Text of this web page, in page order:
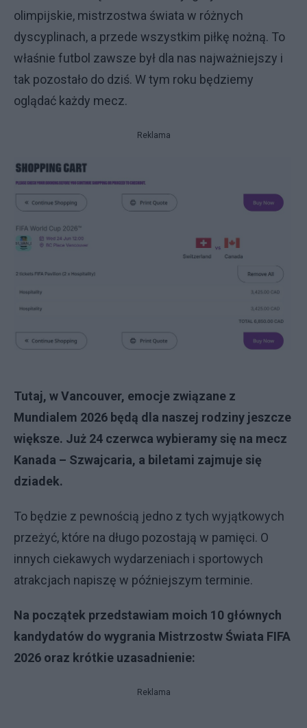
olimpijskie, mistrzostwa świata w różnych
dyscyplinach, a przede wszystkim piłkę nożną. To
właśnie futbol zawsze był dla nas najważniejszy i
tak pozostało do dziś. W tym roku będziemy
oglądać każdy mecz.
Reklama
Tutaj, w Vancouver, emocje związane z
Mundialem 2026 będą dla naszej rodziny jeszcze
większe. Już 24 czerwca wybieramy się na mecz
Kanada – Szwajcaria, a biletami zajmuje się
dziadek.
To będzie z pewnością jedno z tych wyjątkowych
przeżyć, które na długo pozostają w pamięci. O
innych ciekawych wydarzeniach i sportowych
atrakcjach napiszę w późniejszym terminie.
Na początek przedstawiam moich 10 głównych
kandydatów do wygrania Mistrzostw Świata FIFA
2026 oraz krótkie uzasadnienie:
Reklama